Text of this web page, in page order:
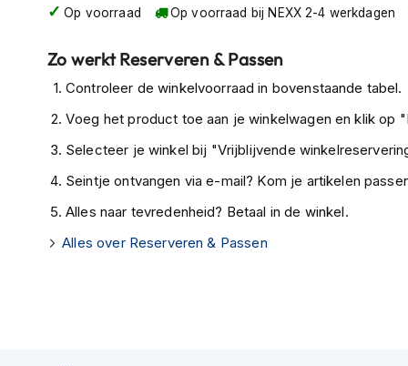
motorbroeken
motorbroeken
Leren
motorbroeken
Textiel
motorbroeken
Op voorraad Op voorraad bij NEXX 2-4 werkdagen
Zo werkt Reserveren & Passen
Controleer de winkelvoorraad in bovenstaande tabel.
Voeg het product toe aan je winkelwagen en klik op
Selecteer je winkel bij "Vrijblijvende
Seintje ontvangen via e-mail? Kom je artikelen
Alles naar tevredenheid? Betaal in de winkel.
Alles over Reserveren & Passen